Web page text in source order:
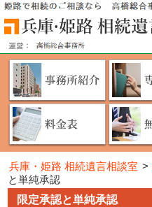
兵庫・姫路 相続遺言相談室 >
と単純承認
限定承認と単純承認